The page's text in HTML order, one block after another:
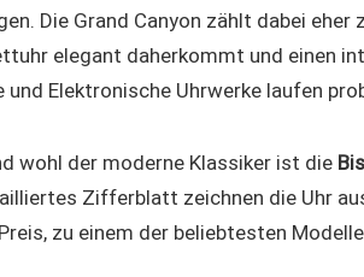
Die Grand Canyon zählt dabei eher
elegant daherkommt und einen
Elektronische Uhrwerke laufen
wohl der moderne Klassiker ist die
Zifferblatt zeichnen die Uhr
zu einem der beliebtesten